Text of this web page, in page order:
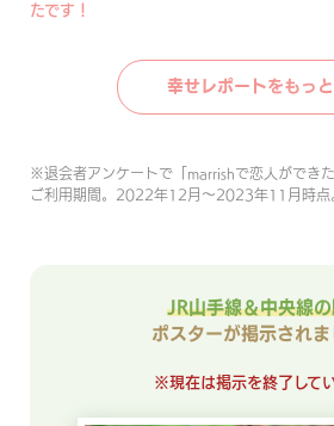
たです！
幸せレポートをもっ
※退会者アンケートで「marrishで恋人ができ
ご利用期間。2022年12月〜2023年11月時点
JR山手線＆中央線
ポスターが掲示されま
※現在は掲示を終了してい